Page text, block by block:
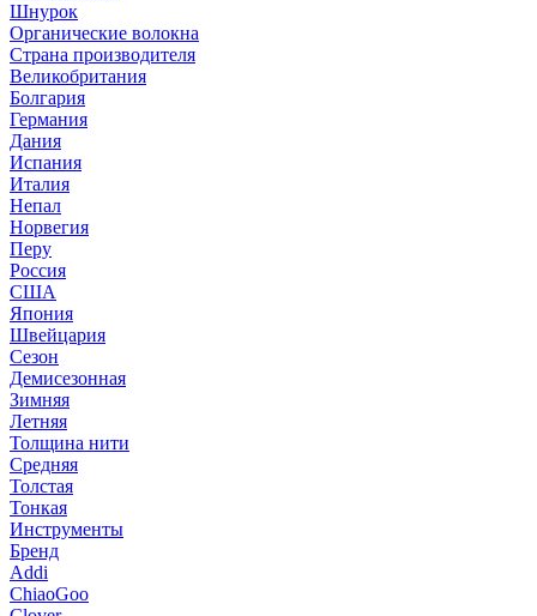
Шнурок
Органические волокна
Страна производителя
Великобритания
Болгария
Германия
Дания
Испания
Италия
Непал
Норвегия
Перу
Россия
США
Япония
Швейцария
Сезон
Демисезонная
Зимняя
Летняя
Толщина нити
Средняя
Толстая
Тонкая
Инструменты
Бренд
Addi
ChiaoGoo